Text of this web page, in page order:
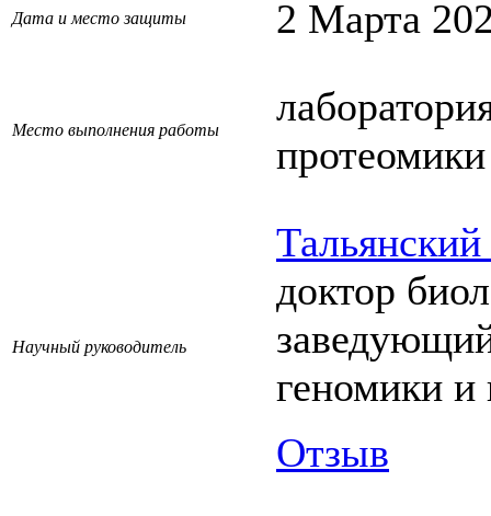
Дата и место защиты 2 Марта
Место выполнения работы
Научный руководитель
доктор
геномики
Отзыв